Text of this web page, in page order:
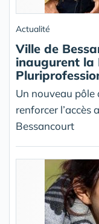
Actualité
Ville de
inaugurent la
Un nouveau pôle
renforcer l’accès
Bessancourt